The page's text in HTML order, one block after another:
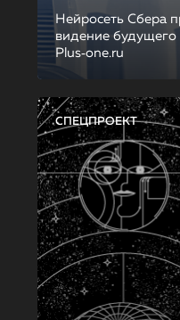
Нейросеть Сбера
видение
Plus‑one.ru
СПЕЦПРОЕКТ